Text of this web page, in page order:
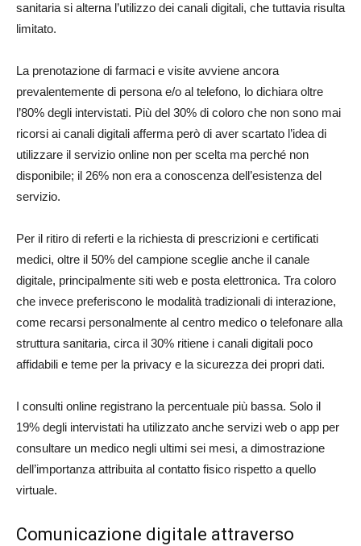
sanitaria si alterna l’utilizzo dei canali digitali, che tuttavia risulta
limitato.
La prenotazione di farmaci e visite avviene ancora
prevalentemente di persona e/o al telefono, lo dichiara oltre
l’80% degli intervistati. Più del 30% di coloro che non sono mai
ricorsi ai canali digitali afferma però di aver scartato l’idea di
utilizzare il servizio online non per scelta ma perché non
disponibile; il 26% non era a conoscenza dell’esistenza del
servizio.
Per il ritiro di referti e la richiesta di prescrizioni e certificati
medici, oltre il 50% del campione sceglie anche il canale
digitale, principalmente siti web e posta elettronica. Tra coloro
che invece preferiscono le modalità tradizionali di interazione,
come recarsi personalmente al centro medico o telefonare alla
struttura sanitaria, circa il 30% ritiene i canali digitali poco
affidabili e teme per la privacy e la sicurezza dei propri dati.
I consulti online registrano la percentuale più bassa. Solo il
19% degli intervistati ha utilizzato anche servizi web o app per
consultare un medico negli ultimi sei mesi, a dimostrazione
dell’importanza attribuita al contatto fisico rispetto a quello
virtuale.
Comunicazione digitale attraverso